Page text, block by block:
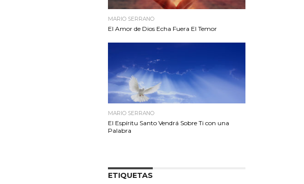
MARIO SERRANO
El Amor de Dios Echa Fuera El Temor
MARIO SERRANO
El Espíritu Santo Vendrá Sobre Ti con una
Palabra
ETIQUETAS